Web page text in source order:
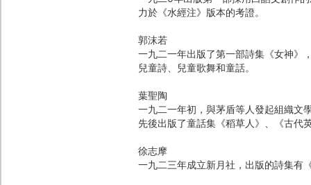
力於《水經注》版本的考證。
郭沫若
一九二一年出版了第一部詩集《女神》
兒童詩、兒童歌舞和童話。
葉聖陶
一九二一年初，與茅盾等人發起組織文
先後出版了童話集《稻草人》、《古代
徐志摩
一九二三年成立新月社，出版的詩集有